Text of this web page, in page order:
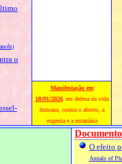
o
Manifestação em
18/01/2026 em defesa da vida
humana, contra o aborto, a
eugenia e a eutanázia
O efeito
Annals of